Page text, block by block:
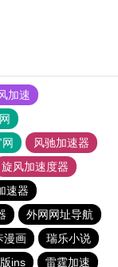
加速
风驰加速器
旋风加速度器
速器
外网网址导航
漫画
瑞乐小说
ins 雷霆加速